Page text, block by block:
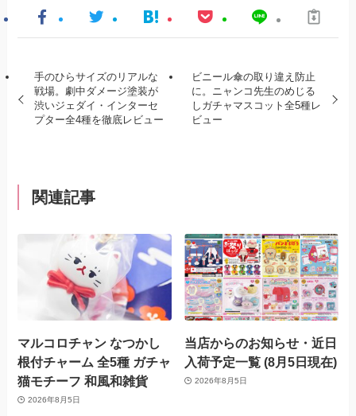
手のひらサイズのリアルな
戦場。劇中ダメージ塗装が
渋いジェダイ・インターセ
プター全4種を徹底レビュー
ビニール傘の取り違え防止
に。ニャンコ先生のめじる
しガチャマスコット全5種レ
ビュー
関連記事
マルコロチャン なつかし
根付チャーム 全5種 ガチャ
猫モチーフ 和風和雑貨
2026年8月5日
当店からのお知らせ・近日
入荷予定一覧 (8月5日現在)
2026年8月5日